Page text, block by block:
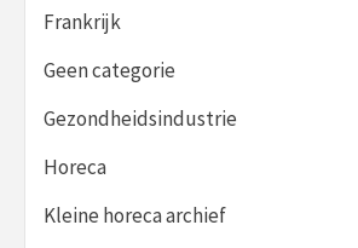
Frankrijk
Geen categorie
Gezondheidsindustrie
Horeca
Kleine horeca archief